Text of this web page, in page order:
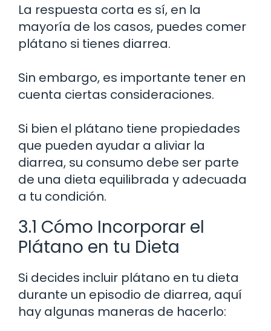
La respuesta corta es sí, en la
mayoría de los casos, puedes comer
plátano si tienes diarrea.
Sin embargo, es importante tener en
cuenta ciertas consideraciones.
Si bien el plátano tiene propiedades
que pueden ayudar a aliviar la
diarrea, su consumo debe ser parte
de una dieta equilibrada y adecuada
a tu condición.
3.1 Cómo Incorporar el
Plátano en tu Dieta
Si decides incluir plátano en tu dieta
durante un episodio de diarrea, aquí
hay algunas maneras de hacerlo: